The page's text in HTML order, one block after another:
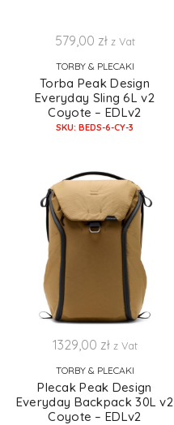
579,00 zł z Vat
TORBY & PLECAKI
Torba Peak Design
Everyday Sling 6L v2
Coyote – EDLv2
SKU: BEDS-6-CY-3
1329,00 zł z Vat
TORBY & PLECAKI
Plecak Peak Design
Everyday Backpack 30L v2
Coyote – EDLv2